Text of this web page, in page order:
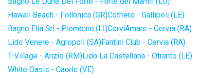
Hawaii Beach - Follonica (GR)Cotriero - Gallipoli (LE)
Bagno Elia Srl - Piombino (LI)CerviAmare - Cervia (RA)
Lido Venere - Agropoli (SA)Fantini Club - Cervia (RA)
T-Village - Anzio (RM)Lido La Castellana - Otranto (LE)
White Oasis - Caorle (VE)